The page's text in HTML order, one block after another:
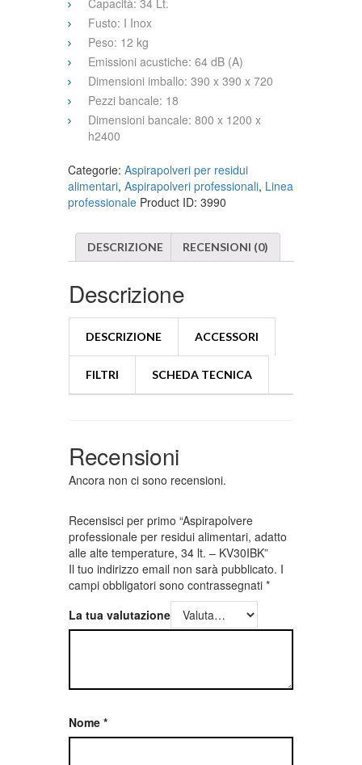
Fusto: I Inox
Peso: 12 kg
Emissioni acustiche: 64 dB (A)
Dimensioni imballo: 390 x 390 x 720
Pezzi bancale: 18
Dimensioni bancale: 800 x 1200 x
h2400
Categorie: Aspirapolveri per residui
alimentari, Aspirapolveri professionali, Linea
professionale Product ID: 3990
DESCRIZIONE RECENSIONI (0)
Descrizione
DESCRIZIONE ACCESSORI
FILTRI SCHEDA TECNICA
Recensioni
Ancora non ci sono recensioni.
Recensisci per primo “Aspirapolvere
professionale per residui alimentari, adatto
alle alte temperature, 34 lt. – KV30IBK”
Il tuo indirizzo email non sarà pubblicato. I
campi obbligatori sono contrassegnati *
La tua valutazione
Nome *